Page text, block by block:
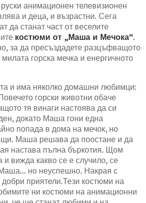
анимационен телевизионен
и деца, и възрастни. Сега
да станат част от веселите
костюми от „Маша и Мечока“.
за да пресъздадете разцъфващото
горска мечка и енергичното
и има няколко домашни любимци:
горски животни обаче
тя винаги настоява да си
докато Маша гони една
попада в дома на мечок, но
Маша решава да поостане и да
настава пълна бъркотия. Щом
и вижда какво се е случило, се
но неуспешно. Накрая с
приятели.Тези костюми на
ни костюми на анимационни